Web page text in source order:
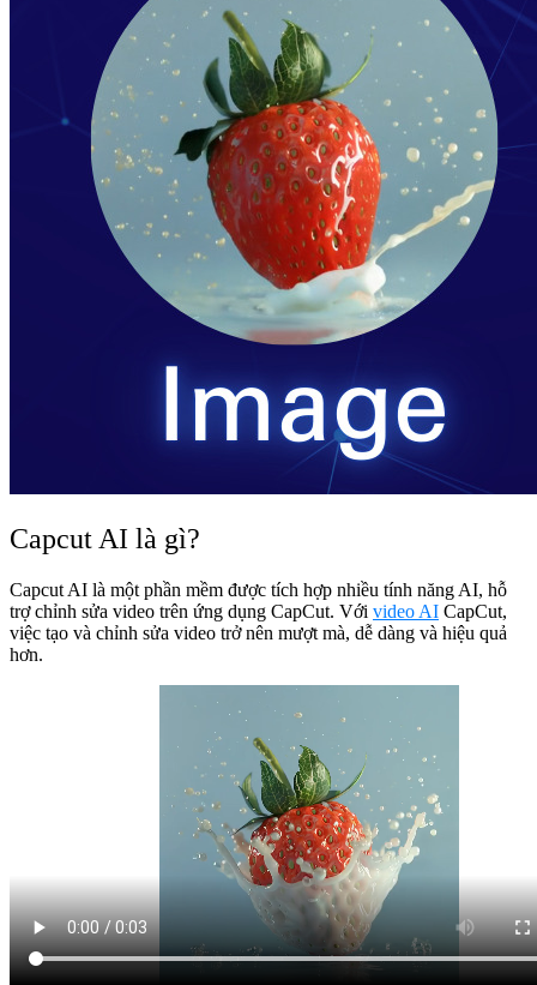
Capcut AI là gì?
Capcut AI là một phần mềm được tích hợp nhiều tính năng AI, hỗ
trợ chỉnh sửa video trên ứng dụng CapCut. Với video AI CapCut,
việc tạo và chỉnh sửa video trở nên mượt mà, dễ dàng và hiệu quả
hơn.